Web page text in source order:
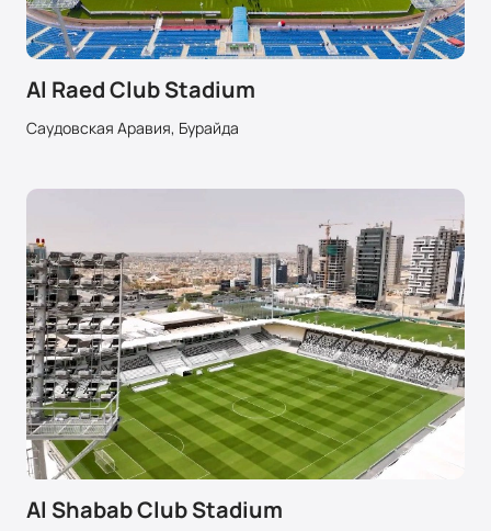
Al Raed Club Stadium
Саудовская Аравия, Бурайда
Al Shabab Club Stadium